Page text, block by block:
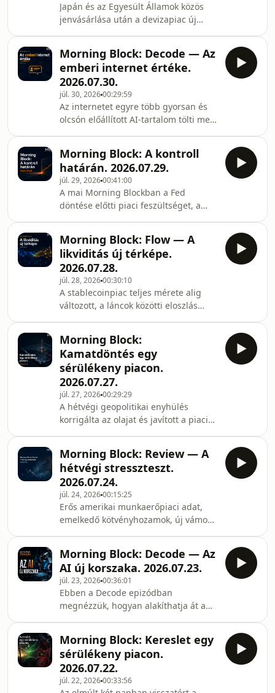
Japán és az Egyesült Államok közös
jenvásárlása után a devizapiac új
magasak. Az adásban áttekintjük a
hétvége makro- és geopolitikai
eseményeit, a Bitcoin, az Ethereum és
a HYPE fontosabb híreit, az Uniswap
bevételi fordulatát, a Metronome
fedezethiányát, valamint a prediction
marketek rekordforgalmát. A végén
végigvesszük a hét le
Morning Block: Decode — Az
emberi internet értéke.
2026.07.30.
júl. 30, 202600:29:59
Az internetet egyre több gyorsan és
olcsón előállított AI-tartalom tölti meg,
egyre értékesebbé válik.A mai
Decode-ban megnézzük, hogyan
reagál erre a YouTube és a Substack,
mennyire megbízhatók az AI-
detektorok, miért lett a Reddit emberi
beszélgetéseiből licencelhető
adatvagyon, és hogyan alakítja át a
Google generatív keresése a
Morning Block: A kontroll
határán. 2026.07.29.
júl. 29, 202600:41:00
A mai Morning Blockban a Fed
döntése előtti piaci feszültséget, a
Ethereum és a Solana legfontosabb
fejleményeit nézzük át. Szó lesz a DeFi
új infrastruktúráiról, az SK Hynix
egyetlen kötéséből induló több
tízmillió dolláros likvidálási hullámról
és arról is, meddig terjedhet
valójában az ellenőrzés az AI-
rendszerek felett.#Morn
Morning Block: Flow — A
likviditás új térképe.
2026.07.28.
júl. 28, 202600:30:10
A stablecoinpiac teljes mérete alig
változott, a láncok közötti eloszlás
másfél milliárd dollárnyi új
stablecoin-likviditás Solanán, mely
protokollok tudják ezt forgalommá és
tokenértékké alakítani, majd áttérünk
az Ethereumra: 2,5 millió ETH vár
stakingre, miközben a Lido több mint
265 ezer validator migrációjára
készül. A nagy
Morning Block:
Kamatdöntés egy
sérülékeny piacon.
2026.07.27.
júl. 27, 202600:29:29
A hétvégi geopolitikai enyhülés
korrigálta az olajat és javított a piaci
kiáramlások továbbra is sérülékeny
környezetet jeleznek. Az adásban
megnézzük a Bitcoin és az Ethereum
intézményi áramlásait, az ONDO és az
RWA-szektor helyzetét, a friss DeFi-
fejleményeket, valamint azt, mire
figyelünk a Fed döntése, a PCE-adat és
a nagy technológiai gyor
Morning Block: Review — A
hétvégi stresszteszt.
2026.07.24.
júl. 24, 202600:15:25
Erős amerikai munkaerőpiaci adat,
emelkedő kötvényhozamok, új vámok
kínai és közel-keleti feszültségeket, a
gyengülő jent, valamint azt, hogyan
tartotta magát a Bitcoin, miközben az
Ethereum ETF-ekbe továbbra is
érkezett tőke.#MorningBlock #Review
#Gr1ngo #Bitcoin #BTC #Ethereum
#ETH #Kripto #Fed #AI #GOOGL
#TSLA #INTC #Kína #Irá
Morning Block: Decode — Az
AI új korszaka. 2026.07.23.
júl. 23, 202600:36:01
Ebben a Decode epizódban
megnézzük, hogyan alakíthatja át a
autonóm laborok és a
kvantumszámítás, valamint befektetői
szemmel is végignézzük, kik lehetnek
ennek az új korszaknak a
Morning Block: Kereslet egy
sérülékeny piacon.
2026.07.22.
júl. 22, 202600:33:56